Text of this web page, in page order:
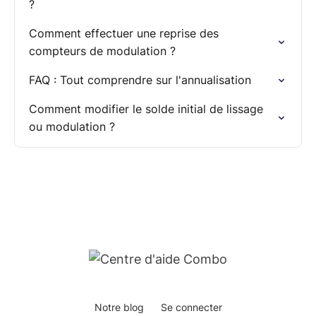
?
Comment effectuer une reprise des
compteurs de modulation ?
FAQ : Tout comprendre sur l'annualisation
Comment modifier le solde initial de lissage
ou modulation ?
Notre blog Se connecter